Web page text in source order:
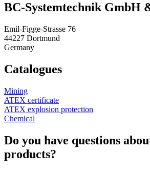
BC-System­tech­nik GmbH
Emil-Figge-Strasse 76
44227 Dortmund
Germany
Catalogues
Mining
ATEX certificate
ATEX explosion protection
Chemical
Do you have questions
products?